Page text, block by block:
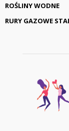
ROŚLINY WODNE
RURY GAZOWE